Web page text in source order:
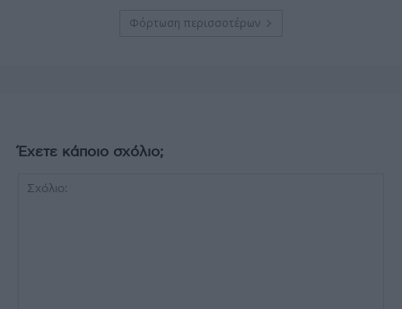
Φόρτωση περισσοτέρων
Έχετε κάποιο σχόλιο;